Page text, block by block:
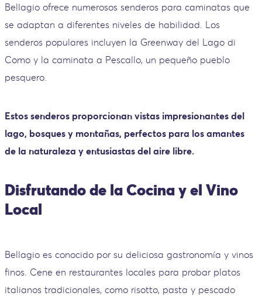
Bellagio ofrece numerosos senderos para caminatas que
se adaptan a diferentes niveles de habilidad. Los
senderos populares incluyen la Greenway del Lago di
Como y la caminata a Pescallo, un pequeño pueblo
pesquero.
Estos senderos proporcionan vistas impresionantes del
lago, bosques y montañas, perfectos para los amantes
de la naturaleza y entusiastas del aire libre.
Disfrutando de la Cocina y el Vino
Local
Bellagio es conocido por su deliciosa gastronomía y vinos
finos. Cene en restaurantes locales para probar platos
italianos tradicionales, como risotto, pasta y pescado